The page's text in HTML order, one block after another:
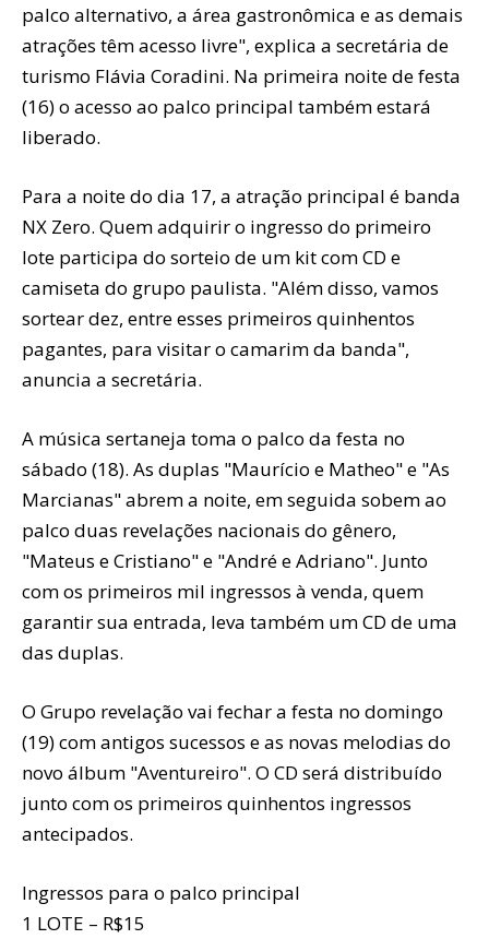
palco alternativo, a área gastronômica e as demais
atrações têm acesso livre", explica a secretária de
turismo Flávia Coradini. Na primeira noite de festa
(16) o acesso ao palco principal também estará
liberado.
Para a noite do dia 17, a atração principal é banda
NX Zero. Quem adquirir o ingresso do primeiro
lote participa do sorteio de um kit com CD e
camiseta do grupo paulista. "Além disso, vamos
sortear dez, entre esses primeiros quinhentos
pagantes, para visitar o camarim da banda",
anuncia a secretária.
A música sertaneja toma o palco da festa no
sábado (18). As duplas "Maurício e Matheo" e "As
Marcianas" abrem a noite, em seguida sobem ao
palco duas revelações nacionais do gênero,
"Mateus e Cristiano" e "André e Adriano". Junto
com os primeiros mil ingressos à venda, quem
garantir sua entrada, leva também um CD de uma
das duplas.
O Grupo revelação vai fechar a festa no domingo
(19) com antigos sucessos e as novas melodias do
novo álbum "Aventureiro". O CD será distribuído
junto com os primeiros quinhentos ingressos
antecipados.
Ingressos para o palco principal
1 LOTE – R$15